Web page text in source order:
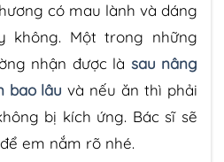
có mau lành và dáng
không. Một trong những
nhận được là sau nâng
bao lâu và nếu ăn thì phải
bị kích ứng. Bác sĩ sẽ
em nắm rõ nhé.